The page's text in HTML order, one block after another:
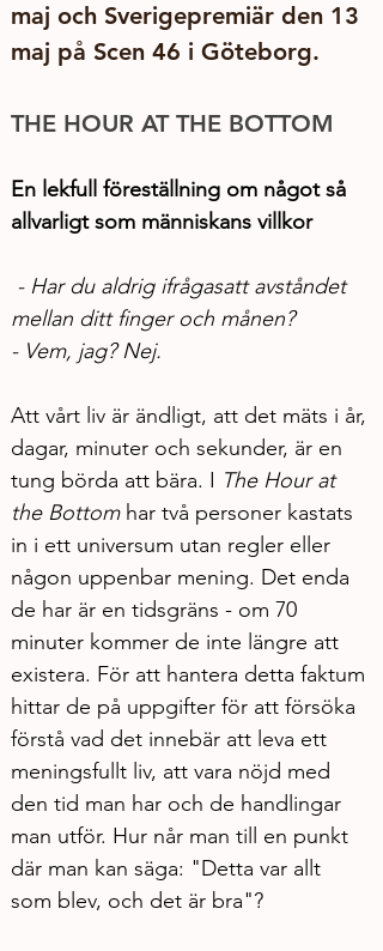
maj och Sverigepremiär den 13
maj på Scen 46 i Göteborg.
THE HOUR AT THE BOTTOM
En lekfull föreställning om något så
allvarligt som människans villkor
mellan ditt finger och månen?
- Vem, jag? Nej.
Att vårt liv är ändligt, att det mäts i år,
dagar, minuter och sekunder, är en
tung börda att bära. I The Hour at
the Bottom har två personer kastats
in i ett universum utan regler eller
någon uppenbar mening. Det enda
de har är en tidsgräns - om 70
minuter kommer de inte längre att
existera. För att hantera detta faktum
hittar de på uppgifter för att försöka
förstå vad det innebär att leva ett
meningsfullt liv, att vara nöjd med
den tid man har och de handlingar
man utför. Hur når man till en punkt
där man kan säga: "Detta var allt
som blev, och det är bra"?